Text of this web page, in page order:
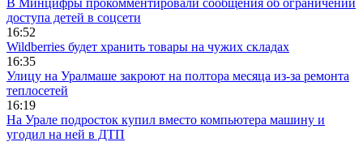
В Минцифры прокомментировали сообщения об ограничении
доступа детей в соцсети
16:52
Wildberries будет хранить товары на чужих складах
16:35
Улицу на Уралмаше закроют на полтора месяца из-за ремонта
теплосетей
16:19
На Урале подросток купил вместо компьютера машину и
угодил на ней в ДТП